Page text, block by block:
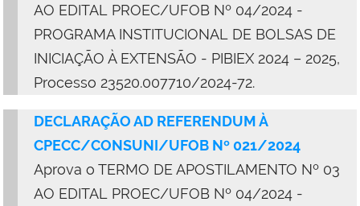
AO EDITAL PROEC/UFOB Nº 04/2024 -
PROGRAMA INSTITUCIONAL DE BOLSAS DE
INICIAÇÃO À EXTENSÃO - PIBIEX 2024 – 2025,
Processo 23520.007710/2024-72.
DECLARAÇÃO AD REFERENDUM À
CPECC/CONSUNI/UFOB Nº 021/2024
Aprova o TERMO DE APOSTILAMENTO Nº 03
AO EDITAL PROEC/UFOB Nº 04/2024 -